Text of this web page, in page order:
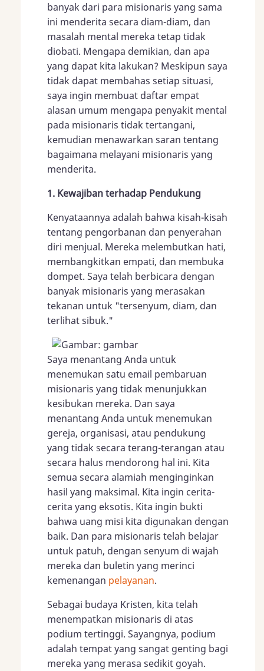
banyak dari para misionaris yang sama
ini menderita secara diam-diam, dan
masalah mental mereka tetap tidak
diobati. Mengapa demikian, dan apa
yang dapat kita lakukan? Meskipun saya
tidak dapat membahas setiap situasi,
saya ingin membuat daftar empat
alasan umum mengapa penyakit mental
pada misionaris tidak tertangani,
kemudian menawarkan saran tentang
bagaimana melayani misionaris yang
menderita.
1. Kewajiban terhadap Pendukung
Kenyataannya adalah bahwa kisah-kisah
tentang pengorbanan dan penyerahan
diri menjual. Mereka melembutkan hati,
membangkitkan empati, dan membuka
dompet. Saya telah berbicara dengan
banyak misionaris yang merasakan
tekanan untuk "tersenyum, diam, dan
terlihat sibuk."
Saya menantang Anda untuk
menemukan satu email pembaruan
misionaris yang tidak menunjukkan
kesibukan mereka. Dan saya
menantang Anda untuk menemukan
gereja, organisasi, atau pendukung
yang tidak secara terang-terangan atau
secara halus mendorong hal ini. Kita
semua secara alamiah menginginkan
hasil yang maksimal. Kita ingin cerita-
cerita yang eksotis. Kita ingin bukti
bahwa uang misi kita digunakan dengan
baik. Dan para misionaris telah belajar
untuk patuh, dengan senyum di wajah
mereka dan buletin yang merinci
kemenangan pelayanan.
Sebagai budaya Kristen, kita telah
menempatkan misionaris di atas
podium tertinggi. Sayangnya, podium
adalah tempat yang sangat genting bagi
mereka yang merasa sedikit goyah.